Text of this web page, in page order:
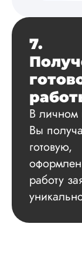
7.
В личном
Вы
готовую,
работу